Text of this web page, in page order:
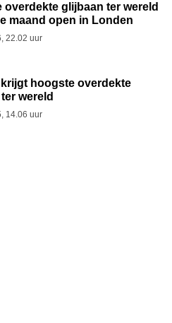
overdekte glijbaan ter wereld
maand open in Londen
22.02 uur
hoogste overdekte
wereld
14.06 uur